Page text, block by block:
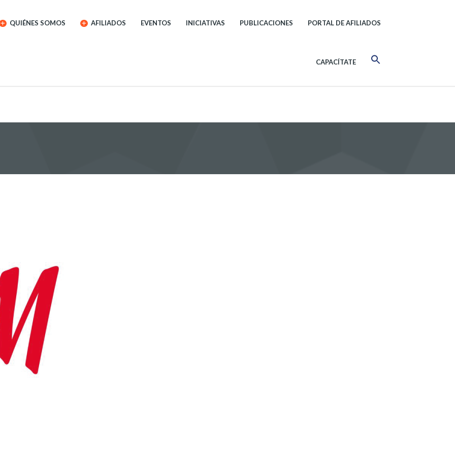
QUIÉNES SOMOS AFILIADOS EVENTOS INICIATIVAS PUBLICACIONES PORTAL DE AFILIADOS
CAPACÍTATE